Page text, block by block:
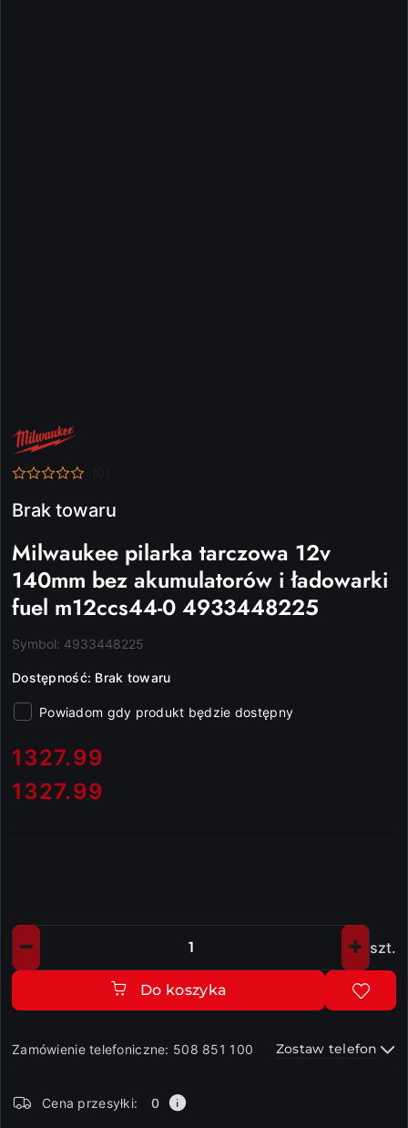
NAZWA
PRODUCENTA:
MILWAUKEE
Brak towaru
Milwaukee pilarka tarczowa 12v
140mm bez akumulatorów i ładowarki
fuel m12ccs44-0 4933448225
Symbol: 4933448225
Dostępność: Brak towaru
Powiadom gdy produkt będzie dostępny
cena:
1327.99
Cena:
1327.99
Ilość szt.
Do koszyka
Zamówienie telefoniczne: 508 851 100 Zostaw telefon
i
Cena przesyłki: 0